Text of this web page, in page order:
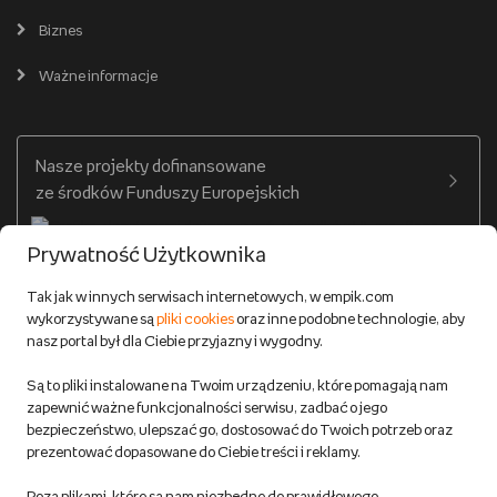
Empik Selfpublishing
Produkty cyfrowe
Biznes
Karty prezentowe
Zakupy hurtowe
Ważne informacje
Cennik dostawy
Zwroty
Reklamacje
Regulamin empik.com
Pozostałe Regulaminy Empiku
Do 100 zł na pierwsze zakupy w aplikacji. Pobierz i
korzystaj z kodów zniżkowych.Dowiedz się więcej
Nasze projekty dofinansowane
ze środków Funduszy Europejskich
Prywatność Użytkownika
Tak jak w innych serwisach internetowych, w empik.com
wykorzystywane sąpliki cookiesoraz inne podobne technologie, aby
nasz portal był dla Ciebie przyjazny i wygodny.
Są to pliki instalowane na Twoim urządzeniu, które pomagają nam
zapewnić ważne funkcjonalności serwisu, zadbać o jego
bezpieczeństwo, ulepszać go, dostosować do Twoich potrzeb oraz
prezentować dopasowane do Ciebie treści i reklamy.